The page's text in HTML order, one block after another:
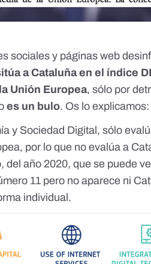
sociales y páginas web
a Cataluña en el índice
Unión Europea, sólo por
es un bulo. Os lo explicamos:
y Sociedad Digital, sólo
por lo que no evalúa a
del año 2020, que se puede
11 pero no aparece ni
individual.